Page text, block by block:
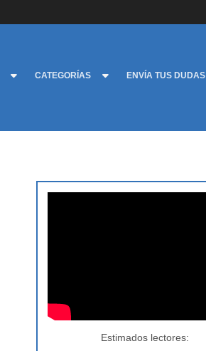
CATEGORÍAS ENVÍA TUS DUDAS
Estimados lectores: